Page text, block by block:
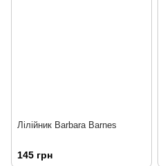
Лілійник Barbara Barnes
145 грн